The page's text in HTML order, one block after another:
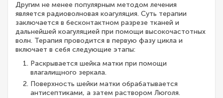
Другим не менее популярным методом лечения
является радиоволновая коагуляция. Суть терапии
заключается в бесконтактном разрезе тканей и
дальнейшей коагуляцией при помощи высокочастотных
волн. Терапия проводится в первую фазу цикла и
включает в себя следующие этапы:
Раскрывается шейка матки при помощи
влагалищного зеркала.
Поверхность шейки матки обрабатывается
антисептиками, а затем раствором Люголя.